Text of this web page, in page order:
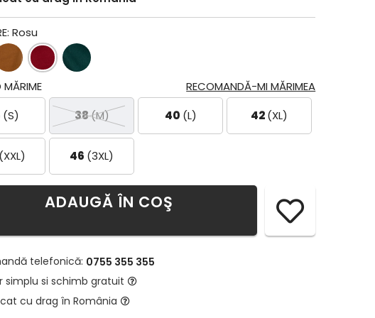
Rosu
RECOMANDĂ-MI MĂRIMEA
MĂRIME
(S) 38(M) 40 (L) 42(XL)
(XXL) 46 (3XL)
ADAUGĂ ÎN COŞ
telefonică: 0755 355 355
simplu si schimb gratuit
cu drag în România